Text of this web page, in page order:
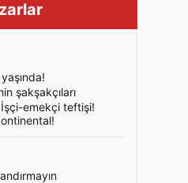
şakşakçıları
İşçi-emekçi teftişi!